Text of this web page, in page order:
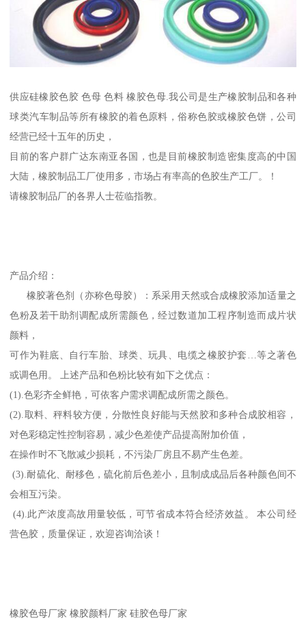
供应硅橡胶色胶 色母 色料 橡胶色母.我公司是生产橡胶制品和各种
球类汽车制品等所有橡胶的着色原料，俗称色胶或橡胶色饼，公司
经营已经十五年的历史，
目前的客户群广达东南亚各国，也是目前橡胶制造密集度高的中国
大陆，橡胶制品工厂使用多，市场占有率高的色胶生产工厂。！
请橡胶制品厂的各界人士莅临指教。
产品介绍：
橡胶著色剂（亦称色母胶）：系采用天然或合成橡胶添加适量之
色粉及若干助剂调配成所需颜色，经过数道加工程序制造而成片状
颜料，
可作为鞋底、自行车胎、球类、玩具、电缆之橡胶护套…等之著色
或调色用。 上述产品和色粉比较有如下之优点：
(1).色彩齐全鲜艳，可依客户需求调配成所需之颜色。
(2).取料、秤料较方便，分散性良好能与天然胶和多种合成胶相容，
对色彩稳定性控制容易，减少色差使产品提高附加价值，
在操作时不飞散减少损耗，不污染厂房且不易产生色差。
(3).耐硫化、耐移色，硫化前后色差小，且制成成品后各种颜色间不
会相互污染。
(4).此产浓度高故用量较低，可节省成本符合经济效益。 本公司经
营色胶，质量保证，欢迎咨询洽谈！
橡胶色母厂家 橡胶颜料厂家 硅胶色母厂家